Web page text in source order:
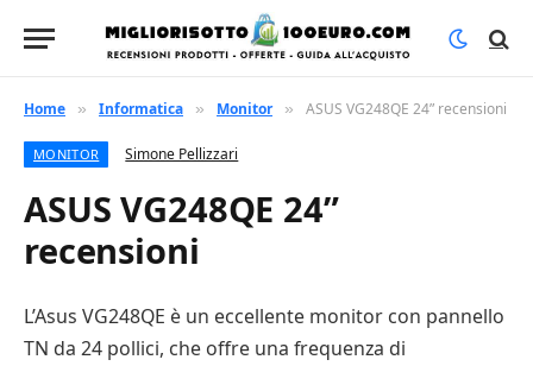
Home » Informatica » Monitor » ASUS VG248QE 24” recensioni
MONITOR Simone Pellizzari
ASUS VG248QE 24”
recensioni
L’Asus VG248QE è un eccellente monitor con pannello
TN da 24 pollici, che offre una frequenza di